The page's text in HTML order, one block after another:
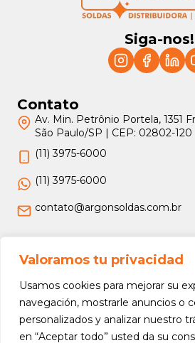
Valoramos tu privacidad
Usamos cookies para mejorar su
navegación, mostrarle anuncios o
personalizados y analizar nuestro
en “Aceptar todo” usted da su
Siga-nos!
Contato
Av. Min. Petrônio Portela, 1351
São Paulo/SP | CEP: 02802-120
(11) 3975-6000
(11) 3975-6000
contato@argonsoldas.com.br
Jurídico
Termos e Condições
Política de Privacidade
Política de Devolução e